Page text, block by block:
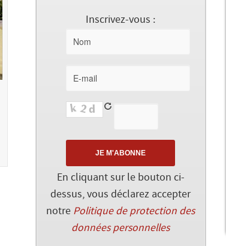
Inscrivez-vous :
En cliquant sur le bouton ci-
dessus, vous déclarez accepter
notre Politique de protection des
données personnelles